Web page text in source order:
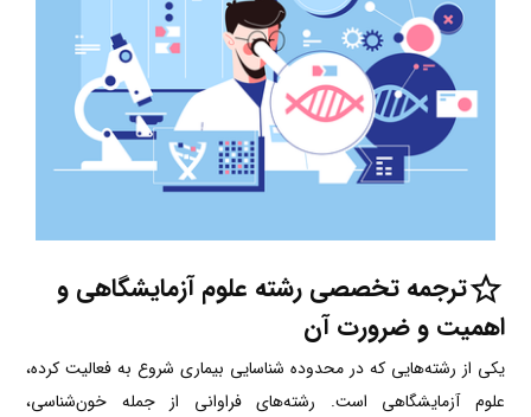
ترجمه تخصصی رشته علوم آزمایشگاهی و
اهمیت و ضرورت آن
یکی از رشته‌هایی که در محدوده شناسایی بیماری شروع به فعالیت کرده،
علوم آزمایشگاهی است. رشته‌های فراوانی از جمله خون‌شناسی،